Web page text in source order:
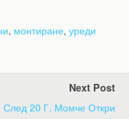
, монтиране, уреди
Next Post
След 20 Г. Момче Откри